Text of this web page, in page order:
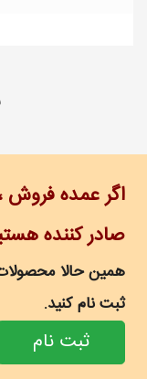
اگر عمده فروش ،
صادر کننده
همین حالا
ثبت نام کنید.
ثبت نام